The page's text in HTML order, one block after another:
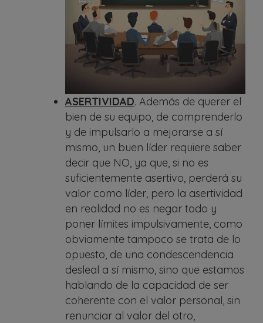
ASERTIVIDAD. Además de querer el
bien de su equipo, de comprenderlo
y de impulsarlo a mejorarse a sí
mismo, un buen líder requiere saber
decir que NO, ya que, si no es
suficientemente asertivo, perderá su
valor como líder, pero la asertividad
en realidad no es negar todo y
poner límites impulsivamente, como
obviamente tampoco se trata de lo
opuesto, de una condescendencia
desleal a sí mismo, sino que estamos
hablando de la capacidad de ser
coherente con el valor personal, sin
renunciar al valor del otro,